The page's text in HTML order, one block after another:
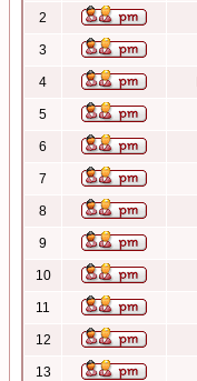
2
3
4
5
6
7
8
9
10
11
12
13